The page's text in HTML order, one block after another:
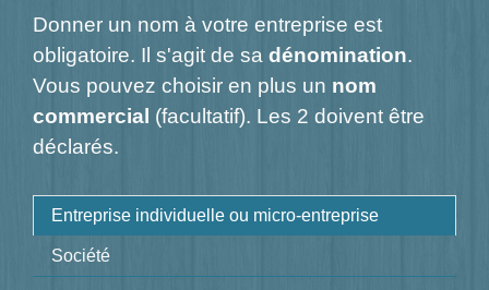
Donner un nom à votre entreprise est
obligatoire. Il s'agit de sa dénomination.
Vous pouvez choisir en plus un nom
commercial (facultatif). Les 2 doivent être
déclarés.
Entreprise individuelle ou micro-entreprise
Société